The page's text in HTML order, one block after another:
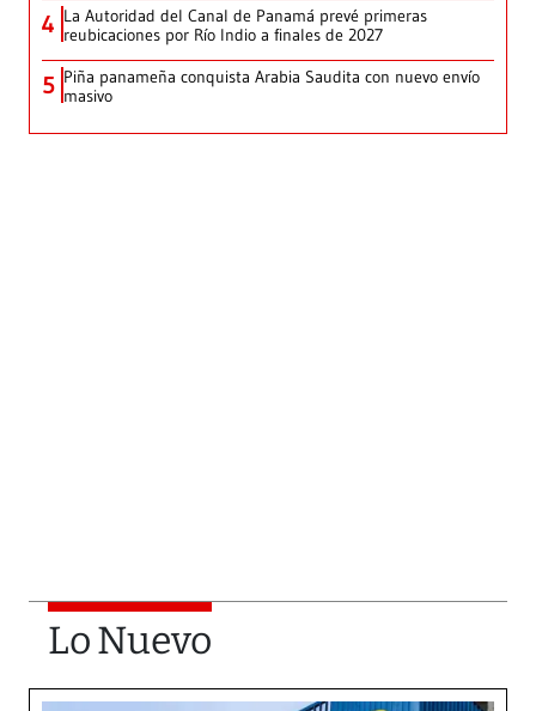
4 La Autoridad del Canal de Panamá prevé primeras
reubicaciones por Río Indio a finales de 2027
5 Piña panameña conquista Arabia Saudita con nuevo envío
masivo
Lo Nuevo